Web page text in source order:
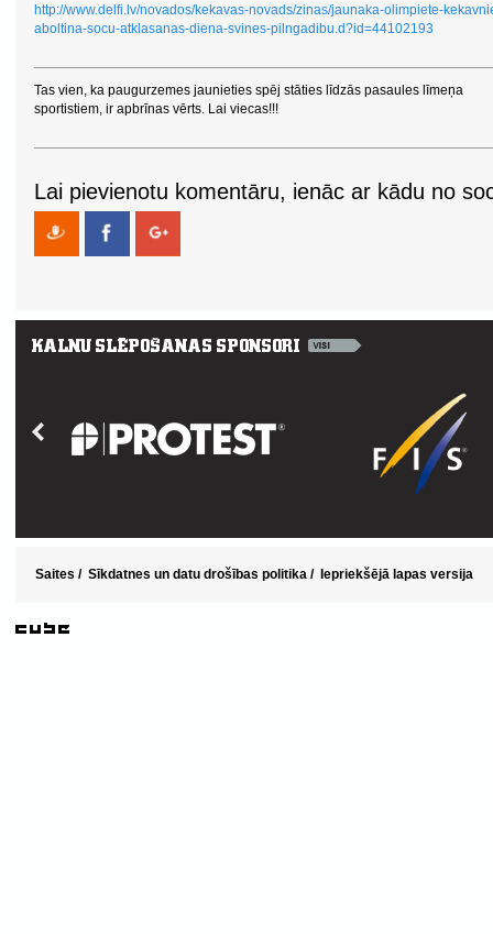
http://www.delfi.lv/novados/kekavas-novads/zinas/jaunaka-olimpiete-
aboltina-socu-atklasanas-diena-svines-pilngadibu.d?id=44102193
Tas vien, ka paugurzemes jaunieties spēj stāties līdzās pasaules līmeņa
sportistiem, ir apbrīnas vērts. Lai viecas!!!
Lai pievienotu komentāru, ienāc ar kādu no
Saites / Sīkdatnes un datu drošības politika / Iepriekšējā lapas versija